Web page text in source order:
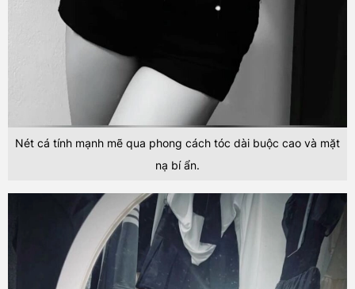
Nét cá tính mạnh mẽ qua phong cách tóc dài buộc cao và mặt
nạ bí ẩn.